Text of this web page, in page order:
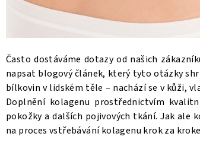
Často dostáváme dotazy od našich
napsat blogový článek, který tyto otázky
bílkovin v lidském těle – nachází se v kůži,
Doplnění kolagenu prostřednictvím
pokožky a dalších pojivových tkání. Jak ale
na proces vstřebávání kolagenu krok za